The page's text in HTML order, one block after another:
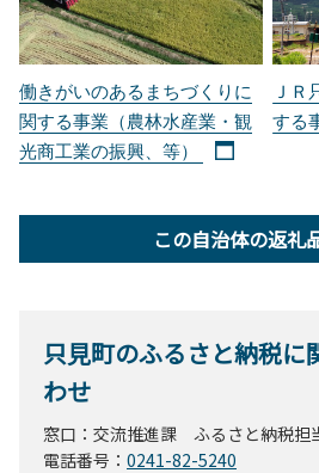
働きがいのあるまちづくりに
関する事業（農林水産業・観
光商工業の振興、等）
ＪＲ
する
この自治体の返礼
只見町のふるさと納税に
わせ
窓口：交流推進課 ふるさと納税担
電話番号： 0241-82-5240